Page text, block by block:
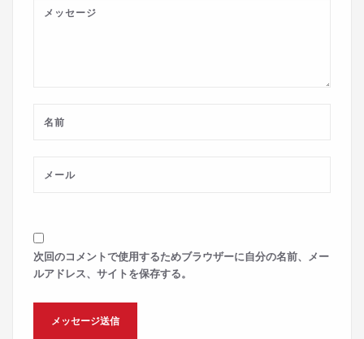
次回のコメントで使用するためブラウザーに自分の名前、メー
ルアドレス、サイトを保存する。